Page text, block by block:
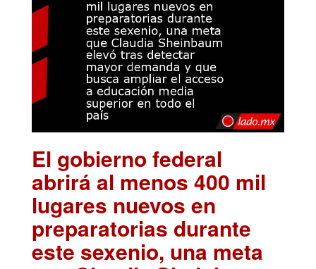
El gobierno federal
abrirá al menos 400 mil
lugares nuevos en
preparatorias durante
este sexenio, una meta